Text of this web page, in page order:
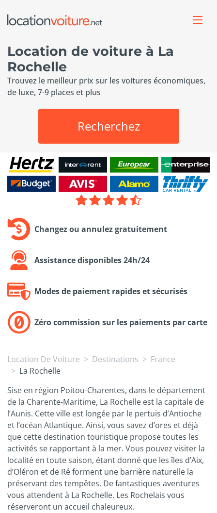
Location de voiture à La
Rochelle
Trouvez le meilleur prix sur les voitures économiques,
de luxe, 7-9 places et plus
Recherchez
Changez ou annulez gratuitement
Assistance disponibles 24h/24
Modes de paiement rapides et sécurisés
Zéro commission sur les paiements par carte
Location De Voiture Destinations
France
La Rochelle
Sise en région Poitou-Charentes, dans le département
de la Charente-Maritime, La Rochelle est la capitale de
l’Aunis. Cette ville est longée par le pertuis d’Antioche
et l’océan Atlantique. Ainsi, vous savez d’ores et déjà
que cette destination touristique propose toutes les
activités se rapportant à la mer. Vous pouvez visiter la
localité en toute saison, étant donné que les îles d’Aix,
d’Oléron et de Ré forment une barrière naturelle la
préservant des tempêtes. De fantastiques aventures
vous attendent à La Rochelle. Les Rochelais vous
réserveront un accueil chaleureux.